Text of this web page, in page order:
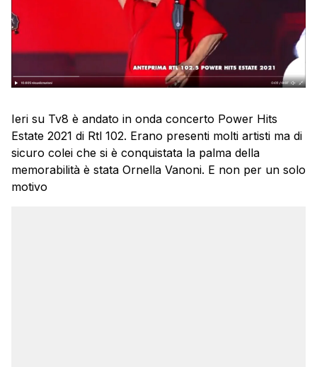
Ieri su Tv8 è andato in onda concerto Power Hits
Estate 2021 di Rtl 102. Erano presenti molti artisti ma di
sicuro colei che si è conquistata la palma della
memorabilità è stata Ornella Vanoni. E non per un solo
motivo